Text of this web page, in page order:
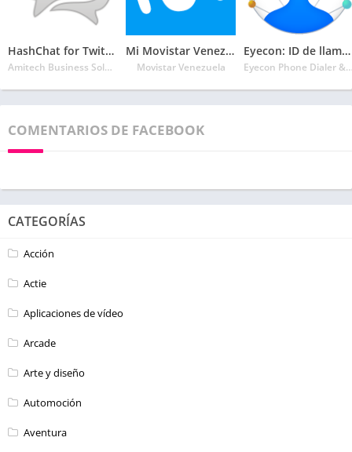
HashChat for Twitter
Amitech Business Solutions
Mi Movistar Venezuela-Saldo, Recargas, Pagos y más
Movistar Venezuela
Eyecon: ID de llamadas, Marcador, contactos telf.
Eyecon Phone
COMENTARIOS DE FACEBOOK
CATEGORÍAS
Acción
Actie
Aplicaciones de vídeo
Arcade
Arte y diseño
Automoción
Aventura